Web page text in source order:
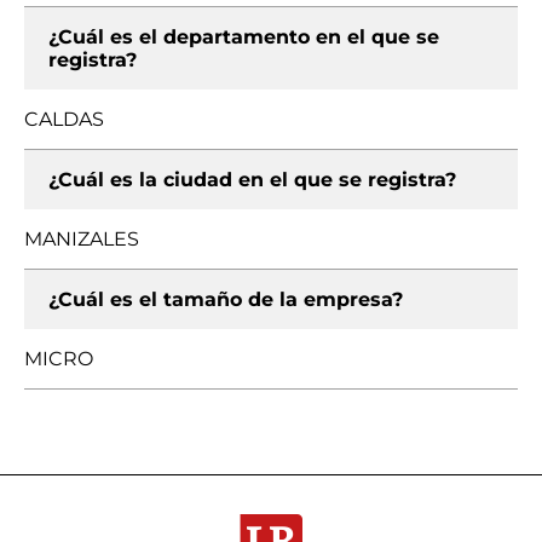
¿Cuál es el departamento en el que se
registra?
CALDAS
¿Cuál es la ciudad en el que se registra?
MANIZALES
¿Cuál es el tamaño de la empresa?
MICRO